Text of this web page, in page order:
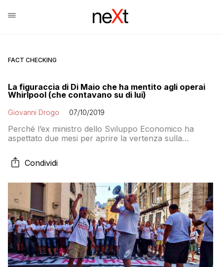
FACT CHECKING
La figuraccia di Di Maio che ha mentito agli operai
Whirlpool (che contavano su di lui)
Giovanni Drogo 07/10/2019
Perché l’ex ministro dello Sviluppo Economico ha
aspettato due mesi per aprire la vertenza sulla
intenzioni dell’azienda di chiudere lo stabilimento già da
aprile? Perché Di Maio non ha vigilato sull’attuazione
Condividi